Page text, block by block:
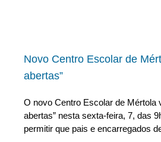
Novo Centro Escolar de
abertas”
O novo Centro Escolar de Mértola
abertas” nesta sexta-feira, 7, das
permitir que pais e encarregados